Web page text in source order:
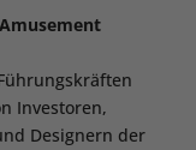
Investoren,
Designern der